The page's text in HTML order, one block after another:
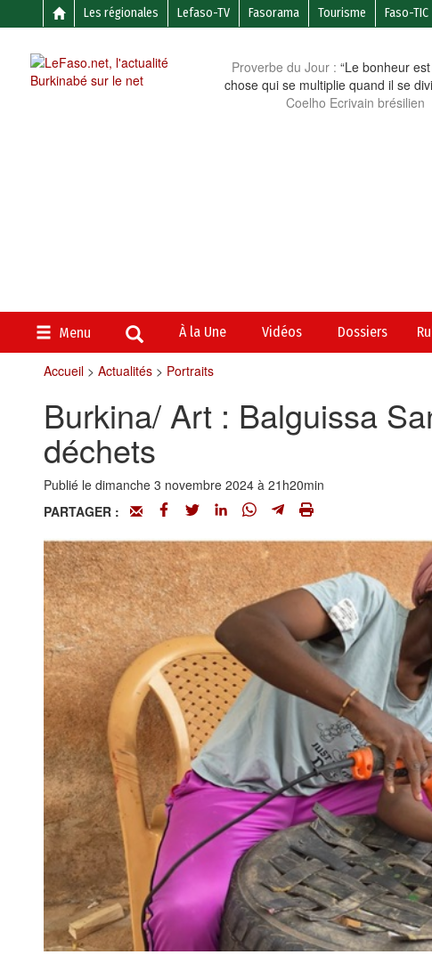
Les régionales Lefaso-TV Fasorama Tourisme Faso-TIC
Proverbe du Jour : “Le bonheur
chose qui se multiplie quand il se
Coelho Ecrivain brésilien
Menu À la Une Vidéos Dossiers
Accueil> Actualités> Portraits
Burkina/ Art : Balguissa
déchets
Publié le dimanche 3 novembre 2024 à 21h20min
PARTAGER :